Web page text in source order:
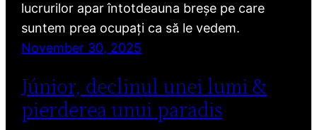
lucrurilor apar întotdeauna breșe pe care
suntem prea ocupați ca să le vedem.
November 30, 2025
Júnior, declinul unei lumi &
pierderea unui paradis